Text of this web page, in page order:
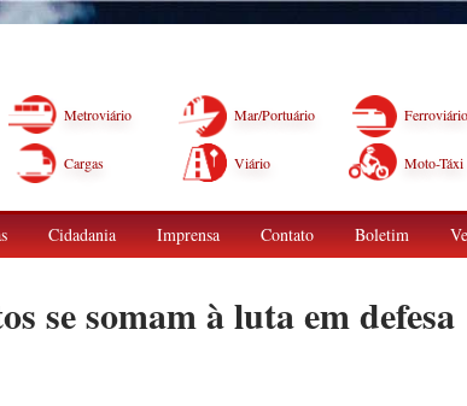
Metroviário Mar/Portuário Ferroviário
Cargas Viário Moto-Táxi
Cidadania Imprensa Contato Boletim
se somam à luta em defesa